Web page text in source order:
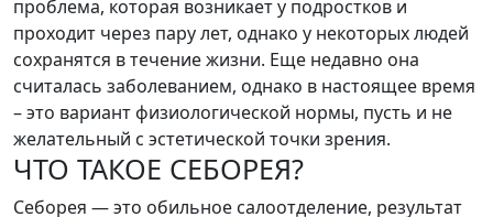
проблема, которая возникает у подростков и
проходит через пару лет, однако у некоторых людей
сохранятся в течение жизни. Еще недавно она
считалась заболеванием, однако в настоящее время
– это вариант физиологической нормы, пусть и не
желательный с эстетической точки зрения.
ЧТО ТАКОЕ СЕБОРЕЯ?
Себорея — это обильное салоотделение, результат